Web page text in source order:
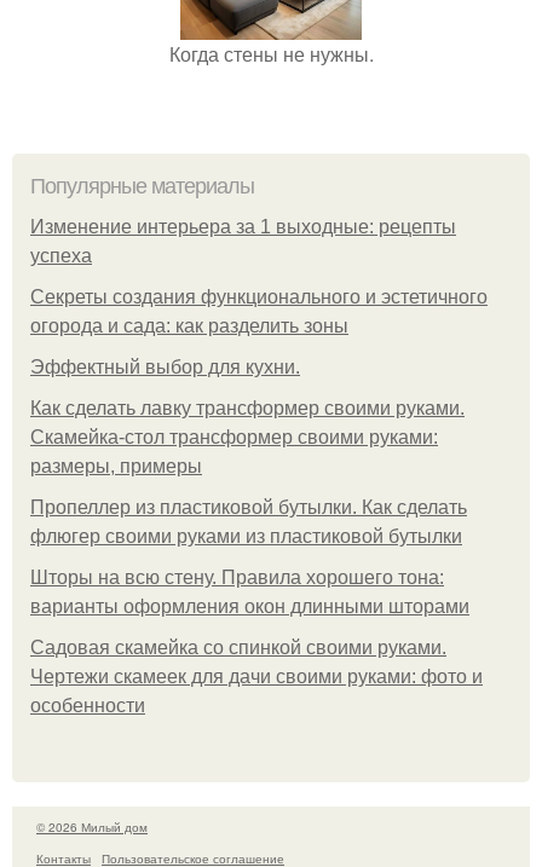
Когда стены не нужны.
Популярные материалы
Изменение интерьера за 1 выходные: рецепты
успеха
Секреты создания функционального и эстетичного
огорода и сада: как разделить зоны
Эффектный выбор для кухни.
Как сделать лавку трансформер своими руками.
Скамейка-стол трансформер своими руками:
размеры, примеры
Пропеллер из пластиковой бутылки. Как сделать
флюгер своими руками из пластиковой бутылки
Шторы на всю стену. Правила хорошего тона:
варианты оформления окон длинными шторами
Садовая скамейка со спинкой своими руками.
Чертежи скамеек для дачи своими руками: фото и
особенности
© 2026 Милый дом
Контакты
Пользовательское соглашение